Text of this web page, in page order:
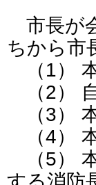
市長が
ちから市
（1）
（2）
（3）
（4）
（5）